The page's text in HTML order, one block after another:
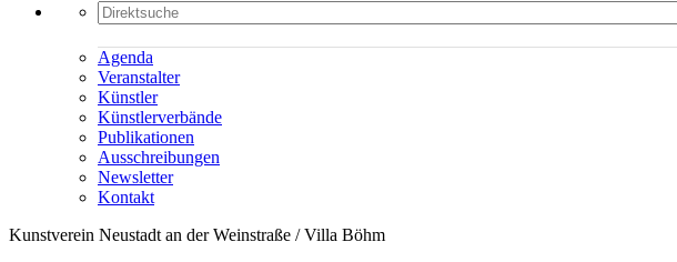
Agenda
Veranstalter
Künstler
Künstlerverbände
Publikationen
Ausschreibungen
Newsletter
Kontakt
Kunstverein Neustadt an der Weinstraße / Villa Böhm